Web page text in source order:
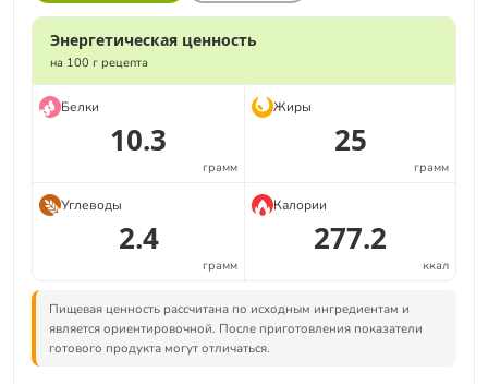
Энергетическая ценность
на 100 г рецепта
Белки
10.3
грамм
Жиры
25
грамм
Углеводы
2.4
грамм
Калории
277.2
ккал
Пищевая ценность рассчитана по исходным ингредиентам и
является ориентировочной. После приготовления показатели
готового продукта могут отличаться.